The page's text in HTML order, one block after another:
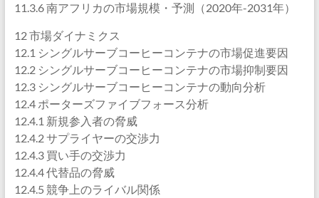
11.3.6 南アフリカの市場規模・予測（2020年-2031年）
12 市場ダイナミクス
12.1 シングルサーブコーヒーコンテナの市場促進要因
12.2 シングルサーブコーヒーコンテナの市場抑制要因
12.3 シングルサーブコーヒーコンテナの動向分析
12.4 ポーターズファイブフォース分析
12.4.1 新規参入者の脅威
12.4.2 サプライヤーの交渉力
12.4.3 買い手の交渉力
12.4.4 代替品の脅威
12.4.5 競争上のライバル関係